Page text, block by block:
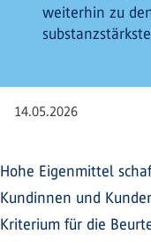
weiterhin zu
14.05.2026
Hohe Eigenmittel
Kundinnen und
Kriterium für die